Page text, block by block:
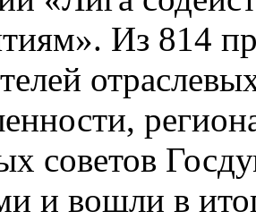
Из 814
советов
и вошли в